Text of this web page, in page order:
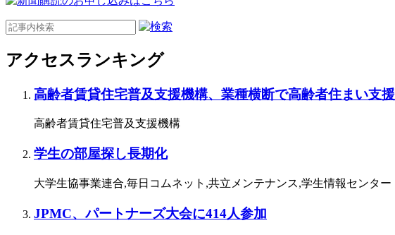
アクセスランキング
高齢者賃貸住宅普及支援機構、業種横断で高齢者住まい支援
高齢者賃貸住宅普及支援機構
学生の部屋探し長期化
大学生協事業連合,毎日コムネット,共立メンテナンス,学生情報センター
JPMC、パートナーズ大会に414人参加